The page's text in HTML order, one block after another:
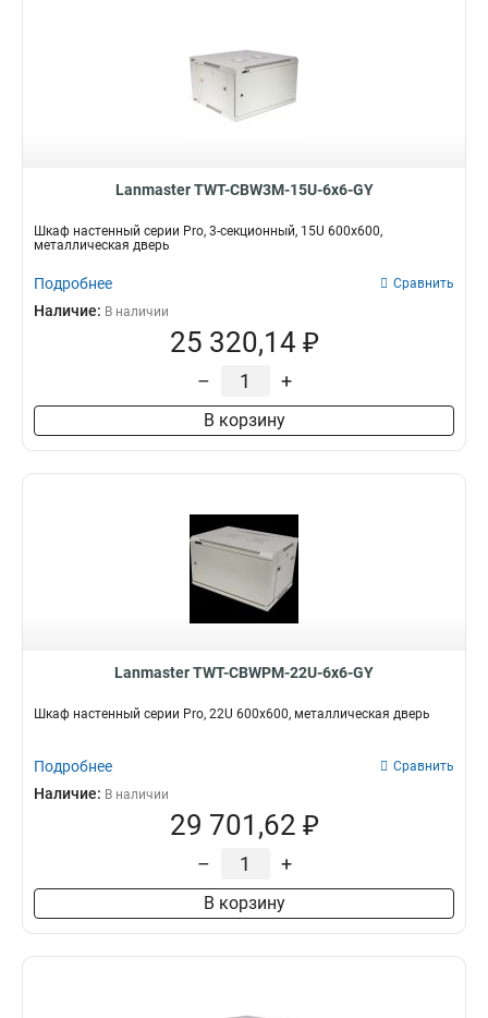
Lanmaster TWT-CBW3M-15U-6x6-GY
Шкаф настенный серии Pro, 3-секционный, 15U 600x600,
металлическая дверь
Подробнее Сравнить
Наличие: В наличии
25 320,14 ₽
– +
В корзину
Lanmaster TWT-CBWPM-22U-6x6-GY
Шкаф настенный серии Pro, 22U 600x600, металлическая дверь
Подробнее Сравнить
Наличие: В наличии
29 701,62 ₽
– +
В корзину